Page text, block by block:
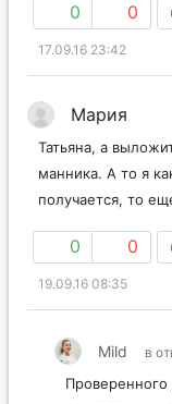
0 0
17.09.16 23:42
Мария
Татьяна, а
манника. А то я
получается, то
0 0
19.09.16 08:35
Mild в